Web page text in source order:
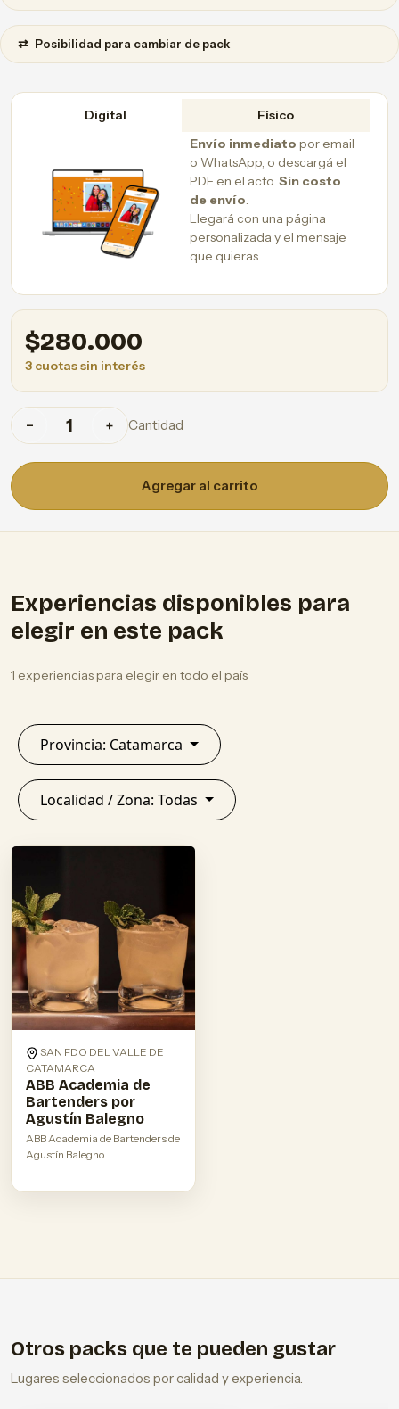
⇄ Posibilidad para cambiar de pack
Digital
Físico
Envío inmediato por email
o WhatsApp, o descargá el
PDF en el acto. Sin costo
de envío.
Llegará con una página
personalizada y el mensaje
que quieras.
$280.000
3 cuotas sin interés
− + Cantidad
Agregar al carrito
Experiencias disponibles para
elegir en este pack
1 experiencias para elegir en todo el país
Provincia: Catamarca
Localidad / Zona: Todas
SAN FDO DEL VALLE DE
CATAMARCA
ABB Academia de
Bartenders por
Agustín Balegno
ABB Academia de Bartenders de
Agustín Balegno
Otros packs que te pueden gustar
Lugares seleccionados por calidad y experiencia.